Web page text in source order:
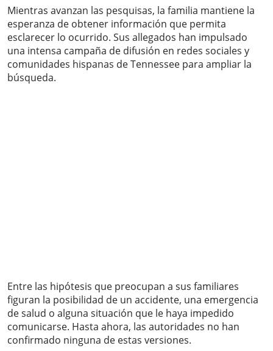
Mientras avanzan las pesquisas, la familia mantiene la
esperanza de obtener información que permita
esclarecer lo ocurrido. Sus allegados han impulsado
una intensa campaña de difusión en redes sociales y
comunidades hispanas de Tennessee para ampliar la
búsqueda.
Entre las hipótesis que preocupan a sus familiares
figuran la posibilidad de un accidente, una emergencia
de salud o alguna situación que le haya impedido
comunicarse. Hasta ahora, las autoridades no han
confirmado ninguna de estas versiones.